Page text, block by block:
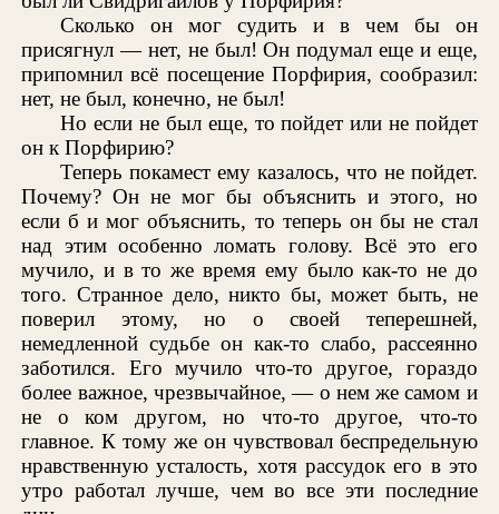
Сколько он мог судить и в чем бы он
присягнул — нет, не был! Он подумал еще и еще,
припомнил всё посещение Порфирия, сообразил:
нет, не был, конечно, не был!
Но если не был еще, то пойдет или не пойдет
он к Порфирию?
Теперь покамест ему казалось, что не пойдет.
Почему? Он не мог бы объяснить и этого, но
если б и мог объяснить, то теперь он бы не стал
над этим особенно ломать голову. Всё это его
мучило, и в то же время ему было как-то не до
того. Странное дело, никто бы, может быть, не
поверил этому, но о своей теперешней,
немедленной судьбе он как-то слабо, рассеянно
заботился. Его мучило что-то другое, гораздо
более важное, чрезвычайное, — о нем же самом и
не о ком другом, но что-то другое, что-то
главное. К тому же он чувствовал беспредельную
нравственную усталость, хотя рассудок его в это
утро работал лучше, чем во все эти последние